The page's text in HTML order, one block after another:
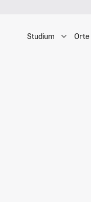
Studium Orte